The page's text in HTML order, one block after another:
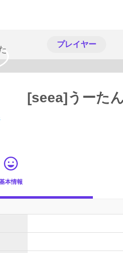
プレイヤー
[seea]うーたん
本情報